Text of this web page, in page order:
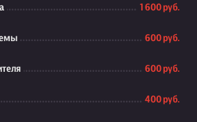
1 600 руб.
600 руб.
600 руб.
400 руб.